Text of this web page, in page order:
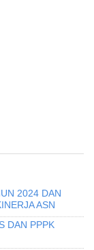
2024 DAN
ASN
DAN PPPK